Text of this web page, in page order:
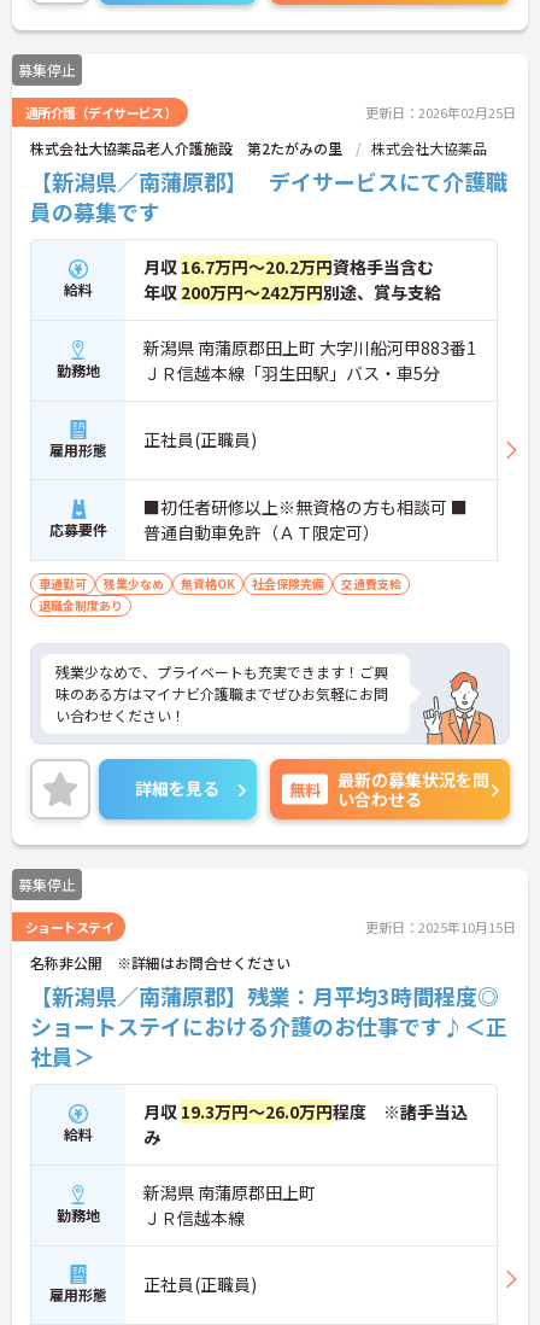
募集停止
通所介護（デイサービス） 更新日：2026年02月25日
株式会社大協薬品老人介護施設 第2たがみの里 株式会社大協薬品
【新潟県／南蒲原郡】 デイサービスにて介護職
員の募集です
給料
月収 16.7万円～20.2万円資格手当含む
年収 200万円～242万円別途、賞与支給
勤務地
新潟県 南蒲原郡田上町 大字川船河甲883番1
ＪＲ信越本線「羽生田駅」バス・車5分
雇用形態 正社員(正職員)
応募要件
■初任者研修以上※無資格の方も相談可 ■
普通自動車免許（ＡＴ限定可）
車通勤可 残業少なめ 無資格OK 社会保険完備
交通費支給
退職金制度あり
残業少なめで、プライベートも充実できます！ご興
味のある方はマイナビ介護職までぜひお気軽にお問
い合わせください！
詳細を見る 無料
最新の募集状況を問
い合わせる
募集停止
ショートステイ 更新日：2025年10月15日
名称非公開 ※詳細はお問合せください
【新潟県／南蒲原郡】残業：月平均3時間程度◎
ショートステイにおける介護のお仕事です♪＜正
社員＞
給料
月収 19.3万円～26.0万円程度 ※諸手当込
み
勤務地
新潟県 南蒲原郡田上町
ＪＲ信越本線
雇用形態 正社員(正職員)